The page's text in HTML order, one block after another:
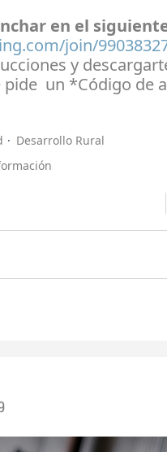
en el
join/
y
un *Código de
Desarrollo Rural